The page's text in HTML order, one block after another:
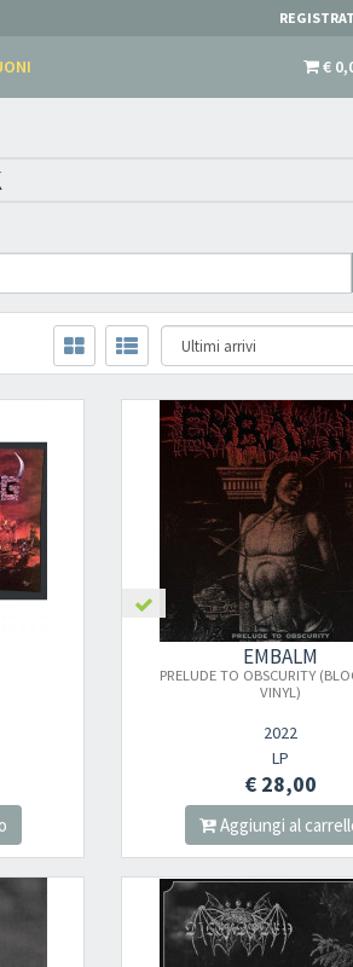
€
EMBALM
PRELUDE TO OBSCURITY
VINYL)
2022
LP
€ 28,00
Aggiungi al